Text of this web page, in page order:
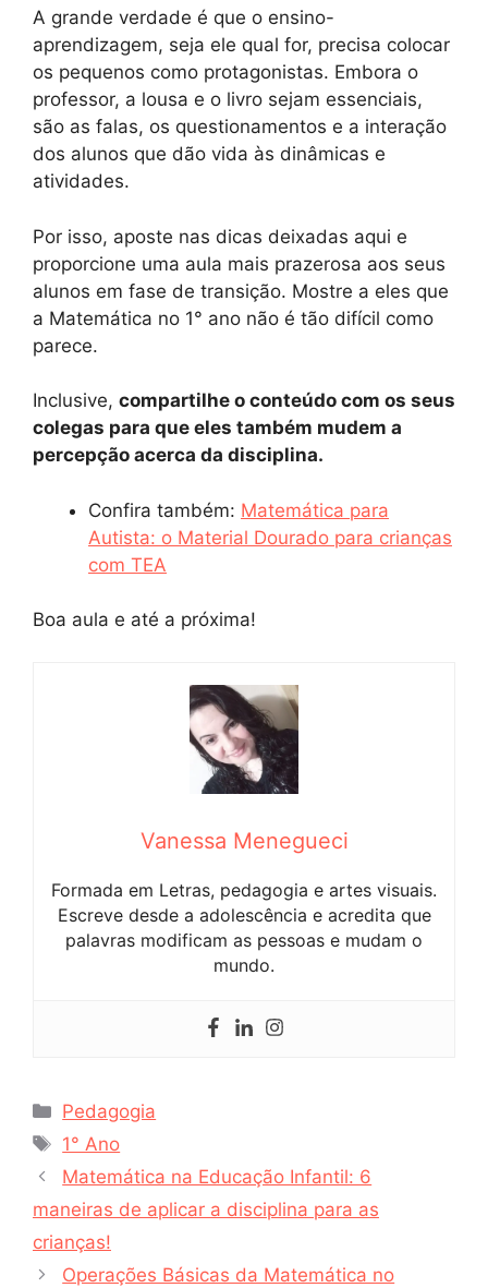
A grande verdade é que o ensino-
aprendizagem, seja ele qual for, precisa colocar
os pequenos como protagonistas. Embora o
professor, a lousa e o livro sejam essenciais,
são as falas, os questionamentos e a interação
dos alunos que dão vida às dinâmicas e
atividades.
Por isso, aposte nas dicas deixadas aqui e
proporcione uma aula mais prazerosa aos seus
alunos em fase de transição. Mostre a eles que
a Matemática no 1° ano não é tão difícil como
parece.
Inclusive, compartilhe o conteúdo com os seus
colegas para que eles também mudem a
percepção acerca da disciplina.
Confira também: Matemática para
Autista: o Material Dourado para crianças
com TEA
Boa aula e até a próxima!
Vanessa Menegueci
Formada em Letras, pedagogia e artes visuais.
Escreve desde a adolescência e acredita que
palavras modificam as pessoas e mudam o
mundo.
Categorias
Pedagogia
Tags
1° Ano
Matemática na Educação Infantil: 6
maneiras de aplicar a disciplina para as
crianças!
Operações Básicas da Matemática no